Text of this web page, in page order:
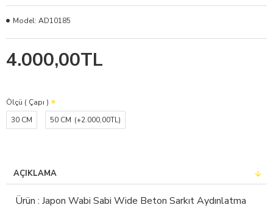
4.000,00TL
Model: AD10185
Ölçü ( Çapı )
30 CM
50 CM (+2.000,00TL)
AÇIKLAMA
Ürün : Japon Wabi Sabi Wide Beton Sarkıt Aydınlatma